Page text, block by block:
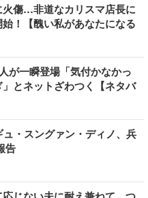
傷…非道なカリスマ店長に
！【醜い私があなたになる
が一瞬登場「気付かなかっ
とネットざわつく【ネタバ
・スングァン・ディノ、兵
告